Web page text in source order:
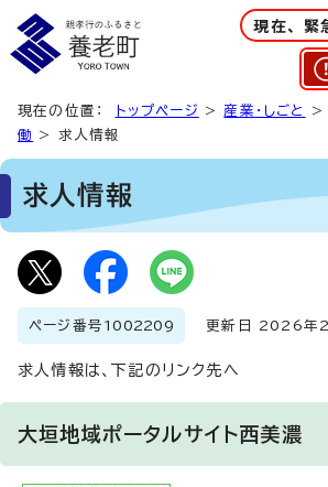
現在、緊
現在の位置： トップページ > 産業・しごと
働
> 求人情報
求人情報
ページ番号 1002209 更新日 2026年2
求人情報は、下記のリンク先へ
大垣地域ポータルサイト西美濃